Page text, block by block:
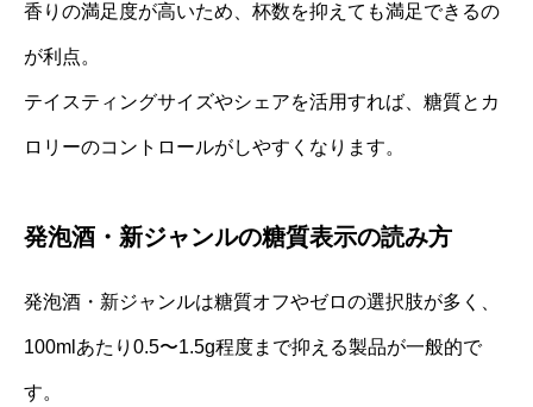
香りの満足度が高いため、杯数を抑えても満足できるの
が利点。
テイスティングサイズやシェアを活用すれば、糖質とカ
ロリーのコントロールがしやすくなります。
発泡酒・新ジャンルの糖質表示の読み方
発泡酒・新ジャンルは糖質オフやゼロの選択肢が多く、
100mlあたり0.5〜1.5g程度まで抑える製品が一般的で
す。